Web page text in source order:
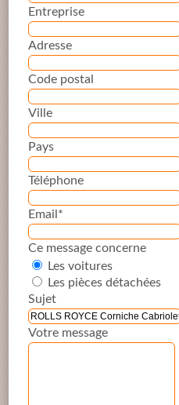
Entreprise
Adresse
Code postal
Ville
Pays
Téléphone
Email*
Ce message concerne
Les voitures
Les pièces détachées
Sujet
Votre message